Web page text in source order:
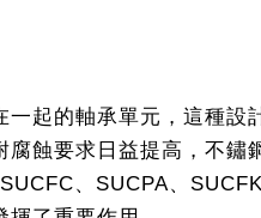
起的軸承單元，這種設
蝕要求日益提高，不鏽
、SUCPA、